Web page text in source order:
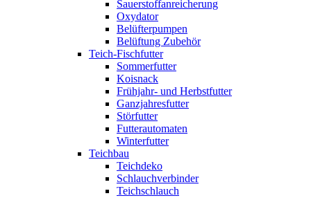
Sauerstoffanreicherung
Oxydator
Belüfterpumpen
Belüftung Zubehör
Teich-Fischfutter
Sommerfutter
Koisnack
Frühjahr- und Herbstfutter
Ganzjahresfutter
Störfutter
Futterautomaten
Winterfutter
Teichbau
Teichdeko
Schlauchverbinder
Teichschlauch